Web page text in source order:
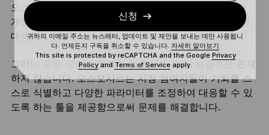
오스모시스는 사용자 지정이라는 추가적인 계층을 통해
개발자가 최적의 전략을 수정하고 변화하는 시장 상황에
대응하여 유동성 풀의 성공을 보장하도록 지원합니다.
그러나 모든 상황에 완벽히 적용할 수 있는 해결책은 존재
하지 않습니다. 오스모시스는 시장 참여자들이 기회를 스
스로 식별하고 다양한 파라미터를 조정하여 대응할 수 있
도록 하는 툴을 제공함으로써 문제를 해결합니다.
신청
귀하의 이메일 주소는 뉴스레터, 업데이트 및 제안을 보내는 데만 사용됩니
다. 언제든지 구독을 취소할 수 있습니다. 자세히 알아보기
This site is protected by reCAPTCHA and the Google Privacy
Policyand Terms of Serviceapply.